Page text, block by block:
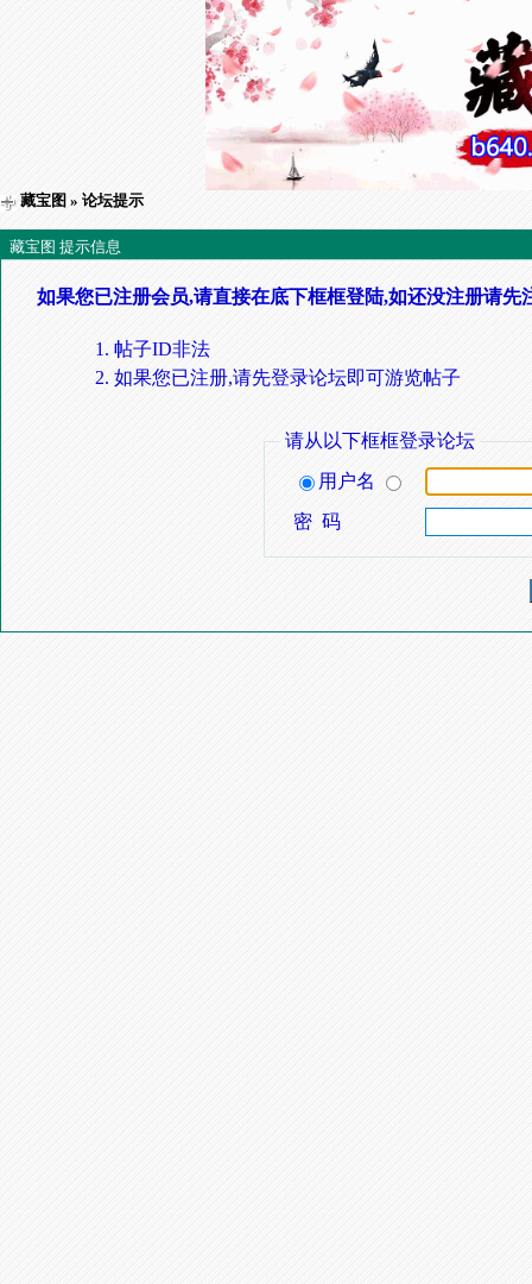
藏宝图 » 论坛提示
藏宝图 提示信息
如果您已注册会员,请直接在底下框框登陆,如还没注册请先
帖子ID非法
如果您已注册,请先登录论坛即可游览帖子
请从以下框框登录论坛
用户名
密 码